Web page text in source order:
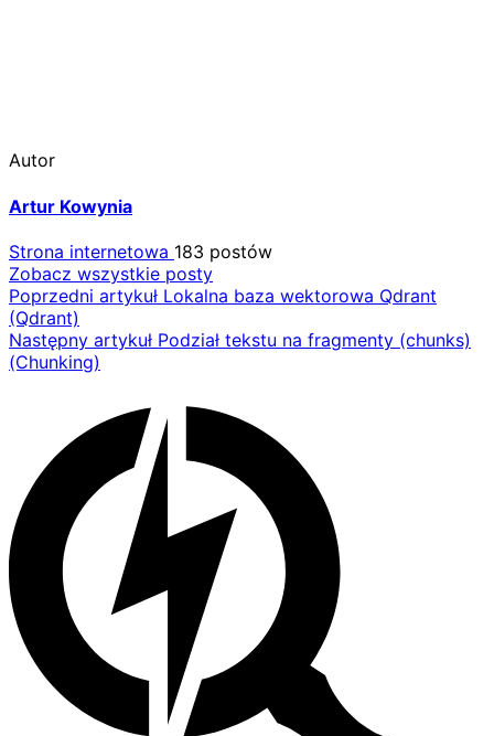
Autor
Artur Kowynia
Strona internetowa 183 postów
Zobacz wszystkie posty
Nawigacja
wpisu
Poprzedni artykuł Lokalna baza wektorowa Qdrant
(Qdrant)
Następny artykuł Podział tekstu na fragmenty (chunks)
(Chunking)